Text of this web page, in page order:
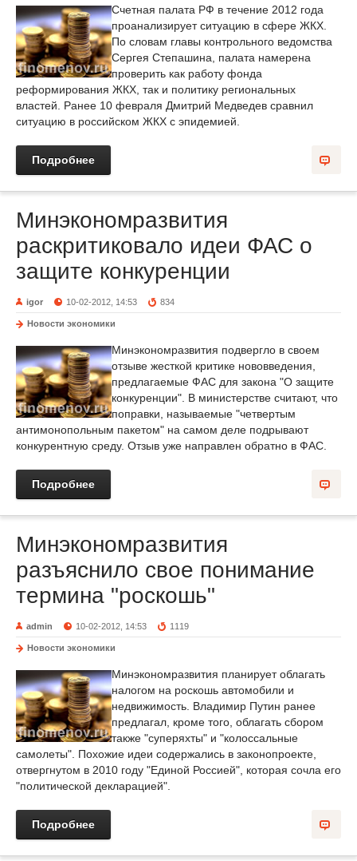
Счетная палата РФ в течение 2012 года
проанализирует ситуацию в сфере ЖКХ.
По словам главы контрольного ведомства
Сергея Степашина, палата намерена
проверить как работу фонда
реформирования ЖКХ, так и политику региональных
властей. Ранее 10 февраля Дмитрий Медведев сравнил
ситуацию в российском ЖКХ с эпидемией.
Подробнее
Минэкономразвития
раскритиковало идеи ФАС о
защите конкуренции
igor 10-02-2012, 14:53 834
Новости экономики
Минэкономразвития подвергло в своем
отзыве жесткой критике нововведения,
предлагаемые ФАС для закона "О защите
конкуренции". В министерстве считают, что
поправки, называемые "четвертым
антимонопольным пакетом" на самом деле подрывают
конкурентную среду. Отзыв уже направлен обратно в ФАС.
Подробнее
Минэкономразвития
разъяснило свое понимание
термина "роскошь"
admin 10-02-2012, 14:53 1119
Новости экономики
Минэкономразвития планирует облагать
налогом на роскошь автомобили и
недвижимость. Владимир Путин ранее
предлагал, кроме того, облагать сбором
также "суперяхты" и "колоссальные
самолеты". Похожие идеи содержались в законопроекте,
отвергнутом в 2010 году "Единой Россией", которая сочла его
"политической декларацией".
Подробнее